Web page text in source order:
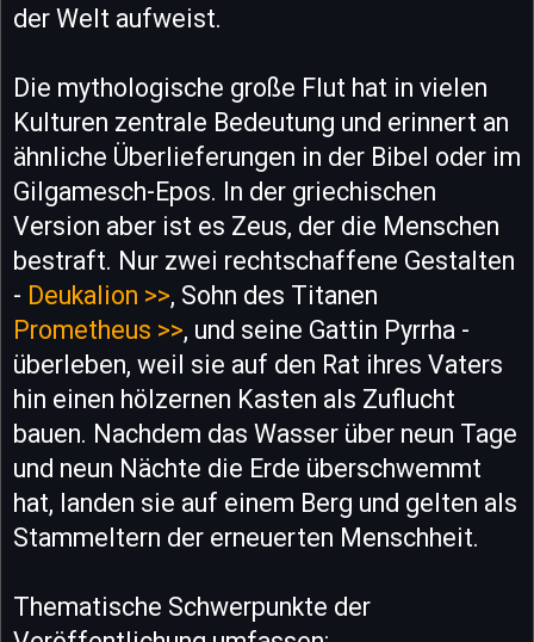
der Welt aufweist.
Die mythologische große Flut hat in vielen
Kulturen zentrale Bedeutung und erinnert an
ähnliche Überlieferungen in der Bibel oder im
Gilgamesch-Epos. In der griechischen
Version aber ist es Zeus, der die Menschen
bestraft. Nur zwei rechtschaffene Gestalten
- Deukalion >>, Sohn des Titanen
Prometheus >>, und seine Gattin Pyrrha -
überleben, weil sie auf den Rat ihres Vaters
hin einen hölzernen Kasten als Zuflucht
bauen. Nachdem das Wasser über neun Tage
und neun Nächte die Erde überschwemmt
hat, landen sie auf einem Berg und gelten als
Stammeltern der erneuerten Menschheit.
Thematische Schwerpunkte der